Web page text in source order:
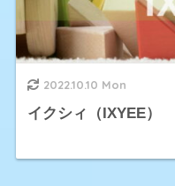
2022.10.10 Mon
イクシィ（IXYEE）